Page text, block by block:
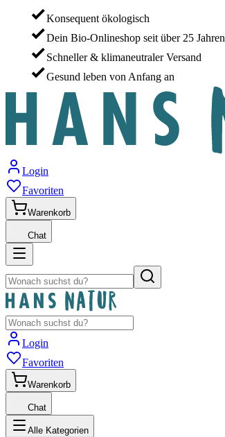
Konsequent ökologisch
Dein Bio-Onlineshop seit über 25 Jahren
Schneller & klimaneutraler Versand
Gesund leben von Anfang an
Login
Favoriten
Warenkorb
Chat
Login
Favoriten
Warenkorb
Chat
Alle Kategorien